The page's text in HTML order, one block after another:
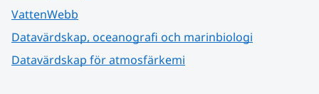
VattenWebb
Datavärdskap, oceanografi och marinbiologi
Datavärdskap för atmosfärkemi